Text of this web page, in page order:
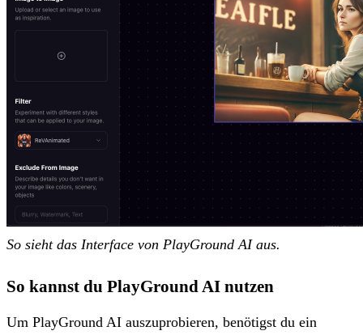
So sieht das Interface von PlayGround AI aus.
So kannst du PlayGround AI nutzen
Um PlayGround AI auszuprobieren, benötigst du ein